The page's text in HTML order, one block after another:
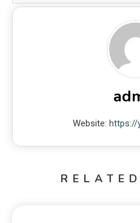
Website: https://